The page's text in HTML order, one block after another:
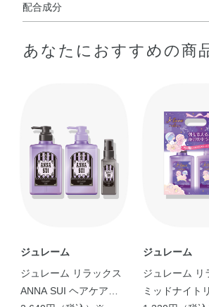
使用方法
●髪と地肌をぬらしてから適量を手にとり、泡
●シャンプーの後に軽く水気をきり、適量を髪
ら、よくすすいでください。
●ジュレーム レイヤード シャンプー（エクスト
あわせてお使いになることをおすすめします
●中身が出にくいときは、底を軽くたたいてか
＜ジュレーム レイヤード ヘアシャイン ブース
①シャンプー後、軽く水気をふき取ります。
シュ（約9mL）を手のひらで混ぜて、髪全体
配合成分
ジケア）
クトイン・トコフェロール・ヒアルロ
加水分解ケラチン（羊毛）・加水分解
解シルク・加水分解ダイズタンパク・
2Na・イソステアリン酸PEG－50水添ヒ
酸・クエン酸・ココイルメチルタウリ
ニウム－10・ラウリン酸PEG－2・ラウ
あなたにおすすめの商
ジュレーム
ジュレーム リラックス
ANNA SUI ヘアケアボ
ジュレーム
ジュレーム リ
ミッドナイト